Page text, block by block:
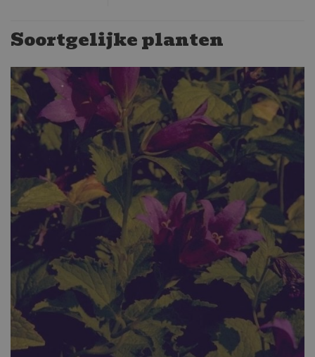
Soortgelijke planten